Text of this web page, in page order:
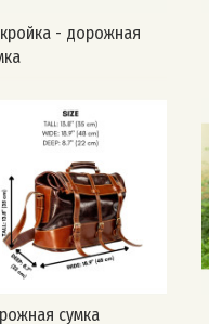
- дорожная
сумка